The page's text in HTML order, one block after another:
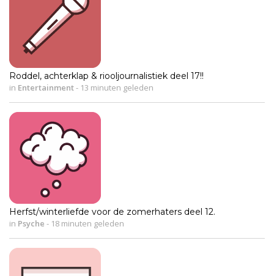
Roddel, achterklap & riooljournalistiek deel 17!!
in Entertainment- 13 minuten geleden
Herfst/winterliefde voor de zomerhaters deel 12.
in Psyche - 18 minuten geleden